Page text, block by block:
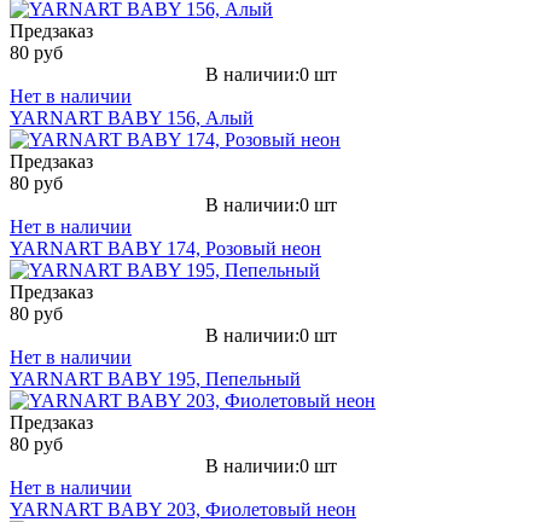
Предзаказ
80 руб
В наличии:0 шт
Нет в наличии
YARNART BABY 156, Алый
Предзаказ
80 руб
В наличии:0 шт
Нет в наличии
YARNART BABY 174, Розовый неон
Предзаказ
80 руб
В наличии:0 шт
Нет в наличии
YARNART BABY 195, Пепельный
Предзаказ
80 руб
В наличии:0 шт
Нет в наличии
YARNART BABY 203, Фиолетовый неон